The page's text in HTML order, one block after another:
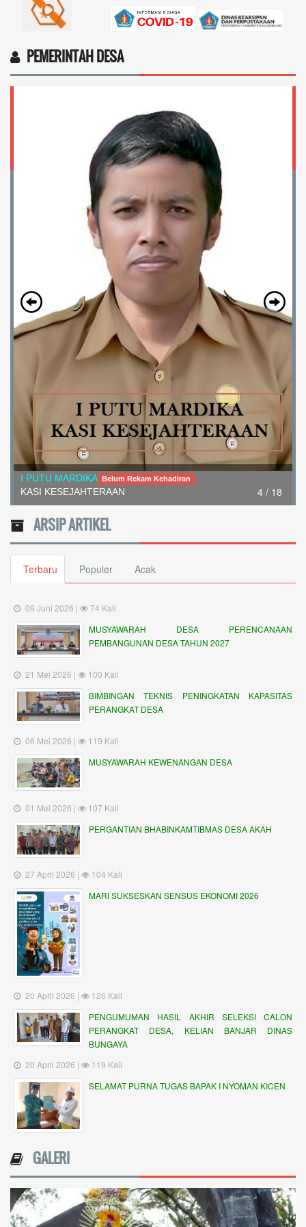
PEMERINTAH DESA
4 / 18
I PUTU MARDIKA Belum Rekam Kehadiran
KASI KESEJAHTERAAN
ARSIP ARTIKEL
Terbaru Populer Acak
09 Juni 2026 |
74 Kali
MUSYAWARAH DESA PERENCANAAN
PEMBANGUNAN DESA TAHUN 2027
21 Mei 2026 |
100 Kali
BIMBINGAN TEKNIS PENINGKATAN KAPASITAS
PERANGKAT DESA
06 Mei 2026 |
119 Kali
MUSYAWARAH KEWENANGAN DESA
01 Mei 2026 |
107 Kali
PERGANTIAN BHABINKAMTIBMAS DESA AKAH
27 April 2026 |
104 Kali
MARI SUKSESKAN SENSUS EKONOMI 2026
20 April 2026 |
126 Kali
PENGUMUMAN HASIL AKHIR SELEKSI CALON
PERANGKAT DESA, KELIAN BANJAR DINAS
BUNGAYA
20 April 2026 |
119 Kali
SELAMAT PURNA TUGAS BAPAK I NYOMAN KICEN
GALERI